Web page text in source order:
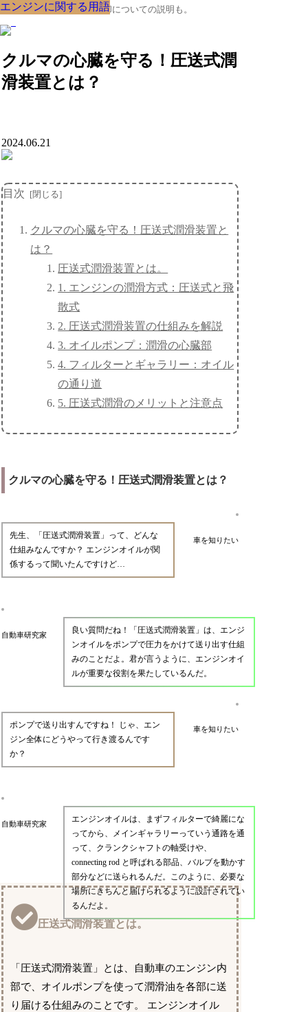
クルマの大辞典、購入･売却についての説明も。
クルマの心臓を守る！圧送式潤
滑装置とは？
エンジンに関する用語
2024.06.21
目次
クルマの心臓を守る！圧送式潤滑装置と
は？
圧送式潤滑装置とは。
1. エンジンの潤滑方式：圧送式と飛
散式
2. 圧送式潤滑装置の仕組みを解説
3. オイルポンプ：潤滑の心臓部
4. フィルターとギャラリー：オイル
の通り道
5. 圧送式潤滑のメリットと注意点
クルマの心臓を守る！圧送式潤滑装置とは？
車を知りたい
先生、「圧送式潤滑装置」って、どんな
仕組みなんですか？ エンジンオイルが関
係するって聞いたんですけど…
自動車研究家
良い質問だね！「圧送式潤滑装置」は、エンジ
ンオイルをポンプで圧力をかけて送り出す仕組
みのことだよ。君が言うように、エンジンオイ
ルが重要な役割を果たしているんだ。
車を知りたい
ポンプで送り出すんですね！ じゃ、エン
ジン全体にどうやって行き渡るんです
か？
自動車研究家
エンジンオイルは、まずフィルターで綺麗にな
ってから、メインギャラリーっていう通路を通
って、クランクシャフトの軸受けや、
connecting rod と呼ばれる部品、バルブを動かす
部分などに送られるんだ。このように、必要な
場所にきちんと届けられるように設計されてい
るんだよ。
圧送式潤滑装置とは。
「圧送式潤滑装置」とは、自動車のエンジン内
部で、オイルポンプを使って潤滑油を各部に送
り届ける仕組みのことです。 エンジンオイル
エンジンに関する用語
エンジンに関する用語
エンジンに関する用語
エンジンに関する用語
エンジンに関する用語
エンジンに関する用語
エンジンに関する用語
エンジンに関する用語